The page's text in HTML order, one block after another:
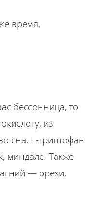
время.
бессонница, то
из
сна. L-триптофан
миндале. Также
— орехи,